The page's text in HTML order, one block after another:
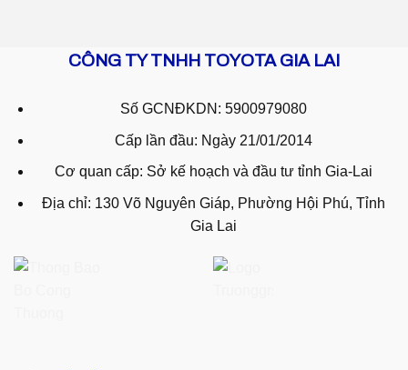
CÔNG TY TNHH TOYOTA GIA LAI
Số GCNĐKDN: 5900979080
Cấp lần đầu: Ngày 21/01/2014
Cơ quan cấp: Sở kế hoạch và đầu tư tỉnh Gia-Lai
Địa chỉ: 130 Võ Nguyên Giáp, Phường Hội Phú, Tỉnh
Gia Lai